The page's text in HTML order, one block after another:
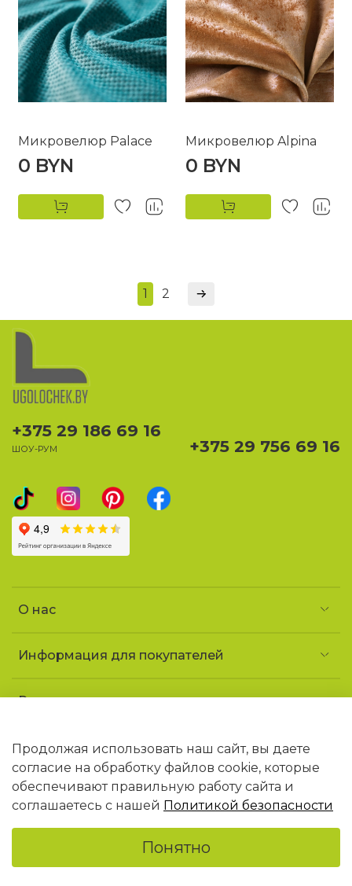
Микровелюр Palace
0 BYN
Микровелюр Alpina
0 BYN
1 2
О нас
Информация для покупателей
Реквизиты и контакты
УНП 690852163
Юридический адрес: 223141 Минская обл.,
г. Логойск, ул. Советская, 1 «ДТ Гайна»
В торговом реестре РБ с 09.02.2026 N768406
+375 29 186 69 16
ШОУ-РУМ +375 29 756 69 16
Продолжая использовать наш сайт, вы даете
согласие на обработку файлов cookie, которые
обеспечивают правильную работу сайта и
соглашаетесь с нашей Политикой безопасности
Понятно